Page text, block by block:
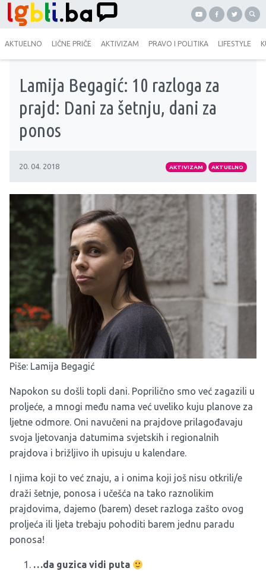
AKTUELNO LIČNE PRIČE AKTIVIZAM PRAVO I POLITIKA LIFESTYLE
Lamija Begagić: 10 razloga za
prajd: Dani za šetnju, dani za
ponos
20. 04. 2018 AKTIVIZAM AKTUELNO
Piše: Lamija Begagić
Napokon su došli topli dani. Poprilično smo već zagazili u
proljeće, a mnogi među nama već uveliko kuju planove za
ljetne odmore. Oni navučeni na prajdove prilagođavaju
svoja ljetovanja datumima svjetskih i regionalnih
prajdova i brižljivo ih upisuju u kalendare.
I njima koji to već znaju, a i onima koji još nisu otkrili/e
draži šetnje, ponosa i učešća na tako raznolikim
prajdovima, dajemo (barem) deset razloga zašto ovog
proljeća ili ljeta trebaju pohoditi barem jednu paradu
ponosa!
…da guzica vidi puta